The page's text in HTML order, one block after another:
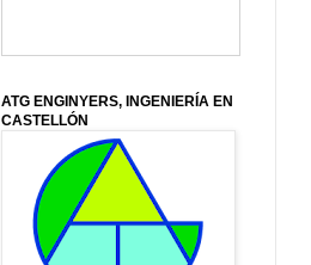
ATG ENGINYERS, INGENIERÍA EN
CASTELLÓN